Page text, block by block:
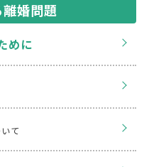
婚問題
めに
て